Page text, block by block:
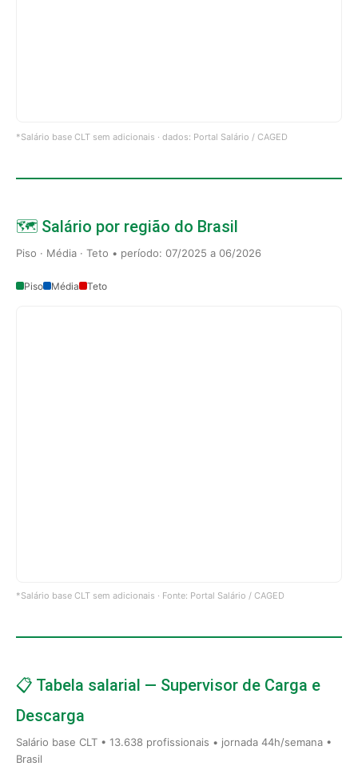
*Salário base CLT sem adicionais · dados: Portal Salário / CAGED
🗺️ Salário por região do Brasil
Piso · Média · Teto • período: 07/2025 a 06/2026
Piso Média Teto
*Salário base CLT sem adicionais · Fonte: Portal Salário / CAGED
📋 Tabela salarial — Supervisor de Carga e
Descarga
Salário base CLT • 13.638 profissionais • jornada 44h/semana •
Brasil